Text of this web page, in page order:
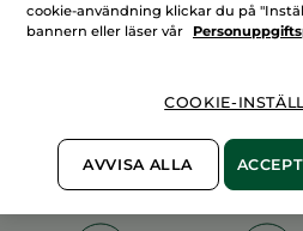
cookie-användning klickar du på
bannern eller läser vår
COOKIE-
AVVISA ALLA